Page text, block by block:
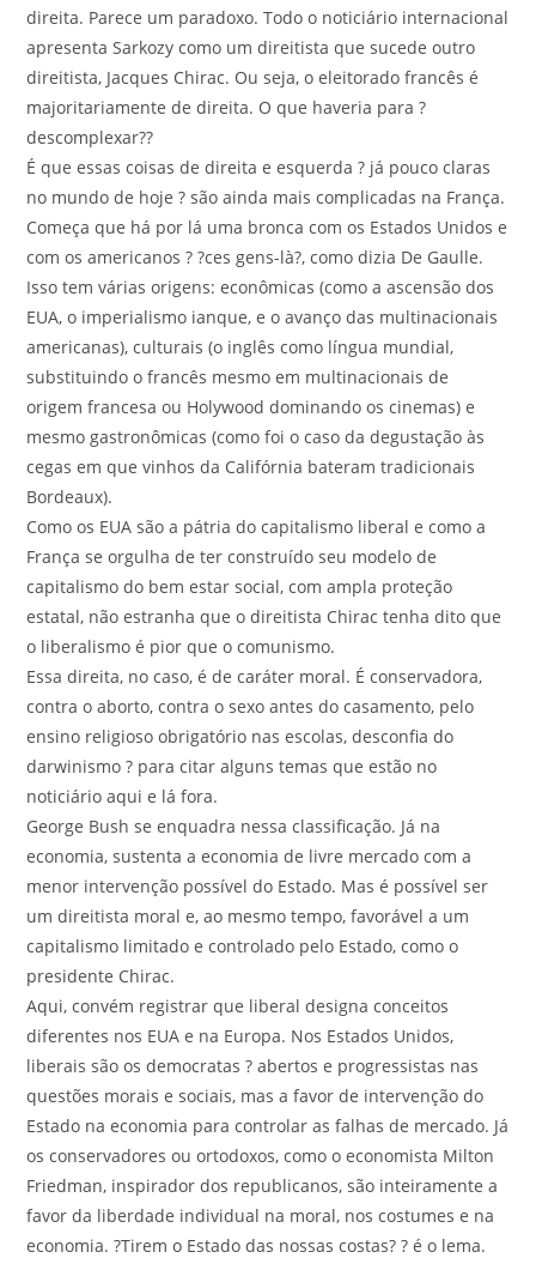
direita. Parece um paradoxo. Todo o noticiário internacional
apresenta Sarkozy como um direitista que sucede outro
direitista, Jacques Chirac. Ou seja, o eleitorado francês é
majoritariamente de direita. O que haveria para ?
descomplexar??
É que essas coisas de direita e esquerda ? já pouco claras
no mundo de hoje ? são ainda mais complicadas na França.
Começa que há por lá uma bronca com os Estados Unidos e
com os americanos ? ?ces gens-là?, como dizia De Gaulle.
Isso tem várias origens: econômicas (como a ascensão dos
EUA, o imperialismo ianque, e o avanço das multinacionais
americanas), culturais (o inglês como língua mundial,
substituindo o francês mesmo em multinacionais de
origem francesa ou Holywood dominando os cinemas) e
mesmo gastronômicas (como foi o caso da degustação às
cegas em que vinhos da Califórnia bateram tradicionais
Bordeaux).
Como os EUA são a pátria do capitalismo liberal e como a
França se orgulha de ter construído seu modelo de
capitalismo do bem estar social, com ampla proteção
estatal, não estranha que o direitista Chirac tenha dito que
o liberalismo é pior que o comunismo.
Essa direita, no caso, é de caráter moral. É conservadora,
contra o aborto, contra o sexo antes do casamento, pelo
ensino religioso obrigatório nas escolas, desconfia do
darwinismo ? para citar alguns temas que estão no
noticiário aqui e lá fora.
George Bush se enquadra nessa classificação. Já na
economia, sustenta a economia de livre mercado com a
menor intervenção possível do Estado. Mas é possível ser
um direitista moral e, ao mesmo tempo, favorável a um
capitalismo limitado e controlado pelo Estado, como o
presidente Chirac.
Aqui, convém registrar que liberal designa conceitos
diferentes nos EUA e na Europa. Nos Estados Unidos,
liberais são os democratas ? abertos e progressistas nas
questões morais e sociais, mas a favor de intervenção do
Estado na economia para controlar as falhas de mercado. Já
os conservadores ou ortodoxos, como o economista Milton
Friedman, inspirador dos republicanos, são inteiramente a
favor da liberdade individual na moral, nos costumes e na
economia. ?Tirem o Estado das nossas costas? ? é o lema.